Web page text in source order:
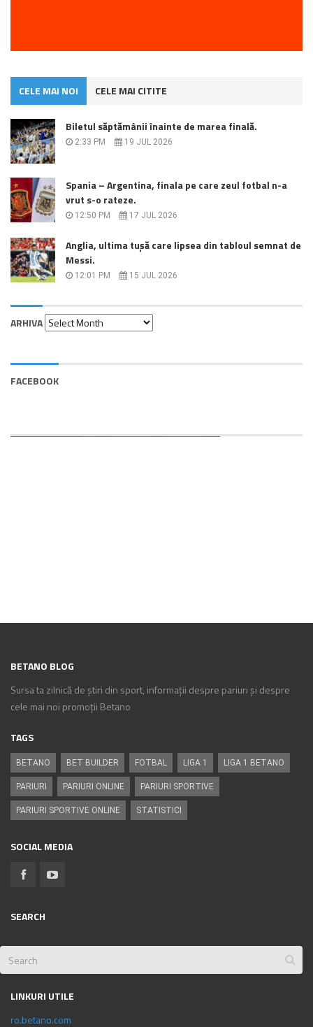
CELE MAI NOI CELE MAI CITITE
Biletul săptămânii înainte de marea finală.
2:33 PM 19 JUL 2026
Spania – Argentina, finala pe care zeul fotbal n-a
vrut s-o rateze.
12:50 PM 17 JUL 2026
Anglia, ultima tușă care lipsea din tabloul semnat de
Messi.
12:01 PM 15 JUL 2026
ARHIVA
Arhiva
FACEBOOK
BETANO BLOG
Sursa ta zilnică de știri din sport, informații despre pariuri și despre
cele mai noi promoții Betano
TAGS
BETANO BET BUILDER FOTBAL LIGA 1 LIGA 1 BETANO
PARIURI PARIURI ONLINE PARIURI SPORTIVE
PARIURI SPORTIVE ONLINE STATISTICI
SOCIAL MEDIA
SEARCH
LINKURI UTILE
ro.betano.com